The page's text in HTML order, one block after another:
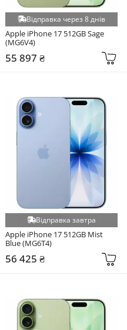
Відправка через 8 днів
Apple iPhone 17 512GB Sage
(MG6V4)
55 897 ₴
Відправка завтра
Apple iPhone 17 512GB Mist
Blue (MG6T4)
56 425 ₴